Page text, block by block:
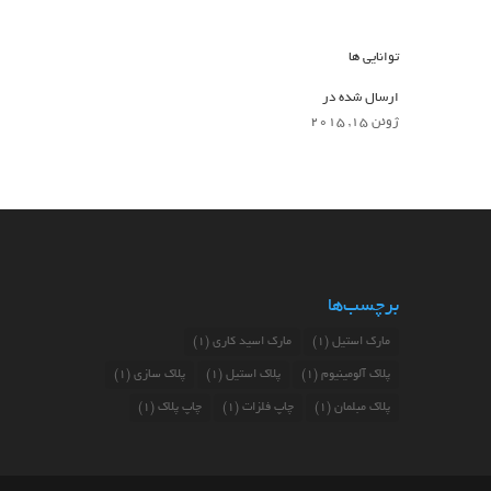
توانایی ها
ارسال شده در
ژوئن 15, 2015
برچسب‌ها
مارک استیل (1) مارک اسید کاری (1)
پلاک آلومینیوم (1) پلاک استیل (1) پلاک سازی (1)
پلاک مبلمان (1) چاپ فلزات (1) چاپ پلاک (1)